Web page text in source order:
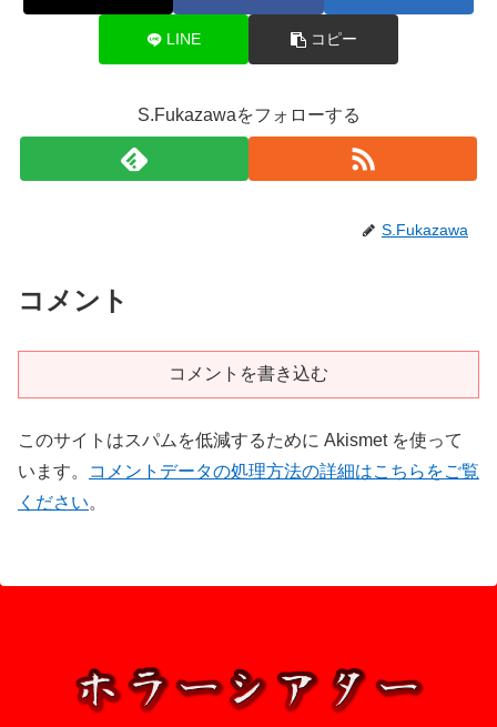
LINE コピー
S.Fukazawaをフォローする
S.Fukazawa
コメント
コメントを書き込む
このサイトはスパムを低減するために Akismet を使って
います。
コメントデータの処理方法の詳細はこちらをご覧
ください。